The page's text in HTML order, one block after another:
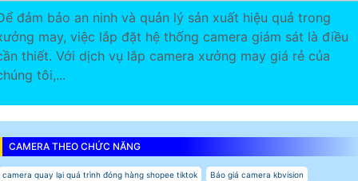
đảm bảo an ninh và quản lý sản xuất hiệu quả trong
may, việc lắp đặt hệ thống camera giám sát là điều
thiết. Với dịch vụ lắp camera xưởng may giá rẻ của
tôi,...
CAMERA THEO CHỨC NĂNG
camera quay lại quá trình đóng hàng shopee tiktok Báo giá camera kbvision